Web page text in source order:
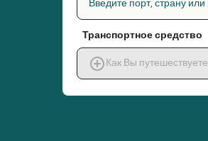
Введите порт, страну
Транспортное средство
Как Вы